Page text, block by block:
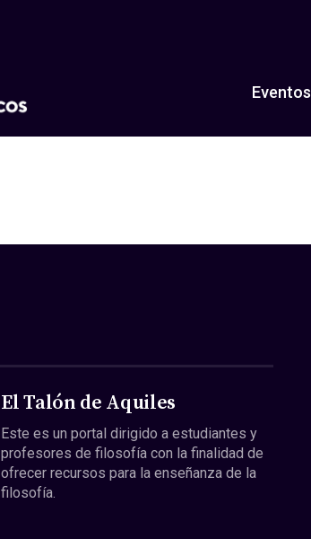
Eventos
El Talón de Aquiles
Este es un portal dirigido a estudiantes y
profesores de filosofía con la finalidad de
ofrecer recursos para la enseñanza de la
filosofía.